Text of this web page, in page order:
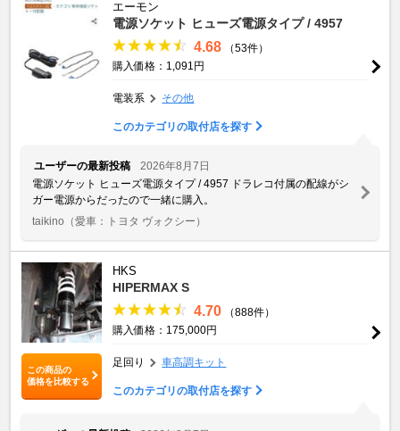
エーモン
電源ソケット ヒューズ電源タイプ / 4957
4.68
（53件）
購入価格：1,091円
電装系 その他
このカテゴリの取付店を探す
ユーザーの最新投稿
2026年8月7日
電源ソケット ヒューズ電源タイプ / 4957 ドラレコ付属の配線がシ
ガー電源からだったので一緒に購入。
taikino （愛車：トヨタ ヴォクシー）
この商品の
価格を比較する
HKS
HIPERMAX S
4.70
（888件）
購入価格：175,000円
足回り 車高調キット
このカテゴリの取付店を探す